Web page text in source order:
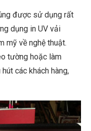
được sử dụng rất
dụng in UV vải
mỹ về nghệ thuật.
tường hoặc làm
các khách hàng,